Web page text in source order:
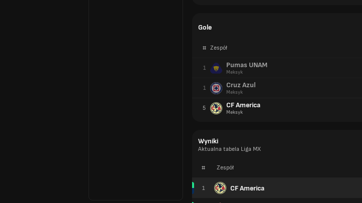
Gole
# Zespół
1 Pumas UNAM
Meksyk
1 Cruz Azul
Meksyk
5 CF America
Meksyk
Wyniki
Aktualna tabela Liga MX
# Zespół
1 CF America